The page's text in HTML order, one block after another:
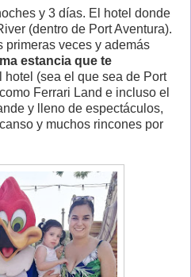
y 3 días. El hotel donde
(dentro de Port Aventura).
primeras veces y además
estancia que te
hotel (sea el que sea de Port
Ferrari Land e incluso el
y lleno de espectáculos,
y muchos rincones por